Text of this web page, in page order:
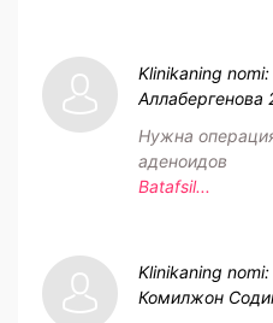
Klinikaning nomi:
Аллабергенова
Нужна
аденоидов
Batafsil...
Klinikaning nomi:
Комилжон